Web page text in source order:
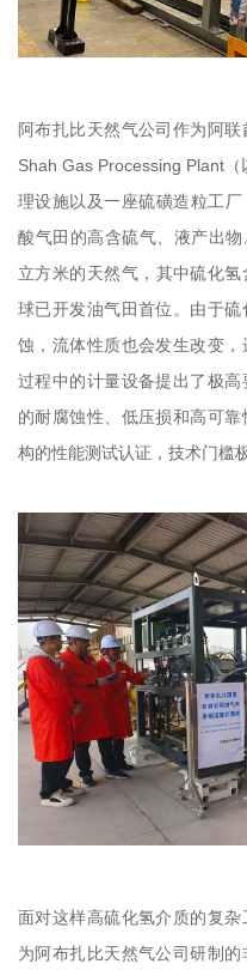
阿布扎比天然气公司作为阿
Shah Gas Processing Plant（
理设施以及一座硫磺造粒工
酸气田的高含硫气、液产出
立方米的天然气，其中硫化
球已开发油气田首位。由于
蚀，流体性质也会发生改变
过程中的计量设备提出了极
的耐腐蚀性、低压损和高可
构的性能测试认证，技术门槛极
面对这样高硫化氢介质的复杂
为阿布扎比天然气公司研制